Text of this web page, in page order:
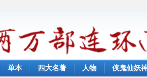
单本 四大名著 人物 侠鬼仙妖